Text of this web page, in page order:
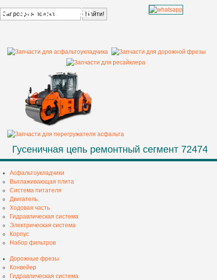
+7 499 685 68 58
Гусеничная цепь ремонтный сегмент 72474
Асфальтоукладчики
Выглаживающая плита
Система питателя
Двигатель
Ходовая часть
Гидравлическая система
Электрическая система
Корпус
Набор фильтров
Дорожные фрезы
Конвейер
Гидравлическая система